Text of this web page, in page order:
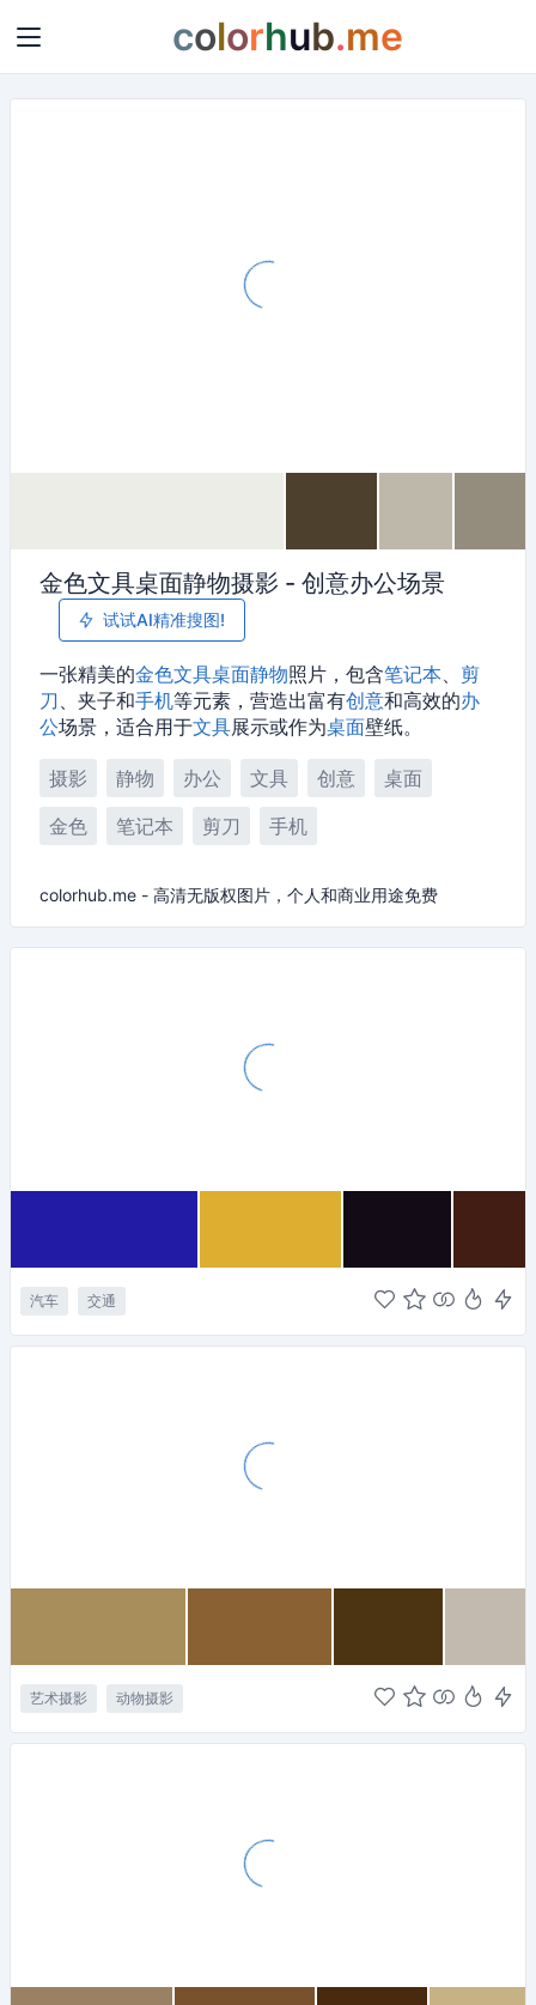
colorhub.me
金色文具桌面静物摄影 - 创意办公场景
试试AI精准搜图!
一张精美的金色文具桌面静物照片，包含笔记本、 剪
刀 、夹子和手机等元素，营造出富有创意和高效的办
公场景，适合用于文具展示或作为桌面壁纸。
摄影 静物 办公 文具 创意
桌面
金色
笔记本 剪刀 手机
colorhub.me - 高清无版权图片，个人和商业用途免费
汽车 交通
艺术摄影 动物摄影